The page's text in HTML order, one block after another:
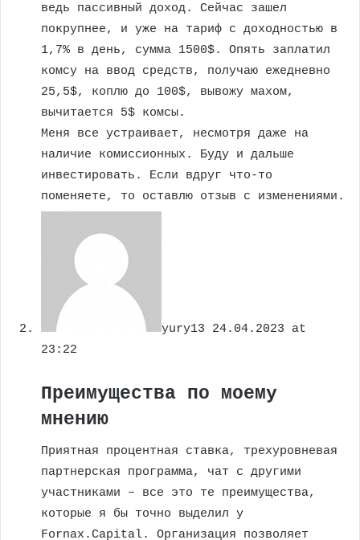
ведь пассивный доход. Сейчас зашел
покрупнее, и уже на тариф с доходностью в
1,7% в день, сумма 1500$. Опять заплатил
комсу на ввод средств, получаю ежедневно
25,5$, коплю до 100$, вывожу махом,
вычитается 5$ комсы.
Меня все устраивает, несмотря даже на
наличие комиссионных. Буду и дальше
инвестировать. Если вдруг что-то
поменяете, то оставлю отзыв с изменениями.
yury13 24.04.2023 at
23:22
Преимущества по моему
мнению
Приятная процентная ставка, трехуровневая
партнерская программа, чат с другими
участниками – все это те преимущества,
которые я бы точно выделил у
Fornax.Capital. Организация позволяет